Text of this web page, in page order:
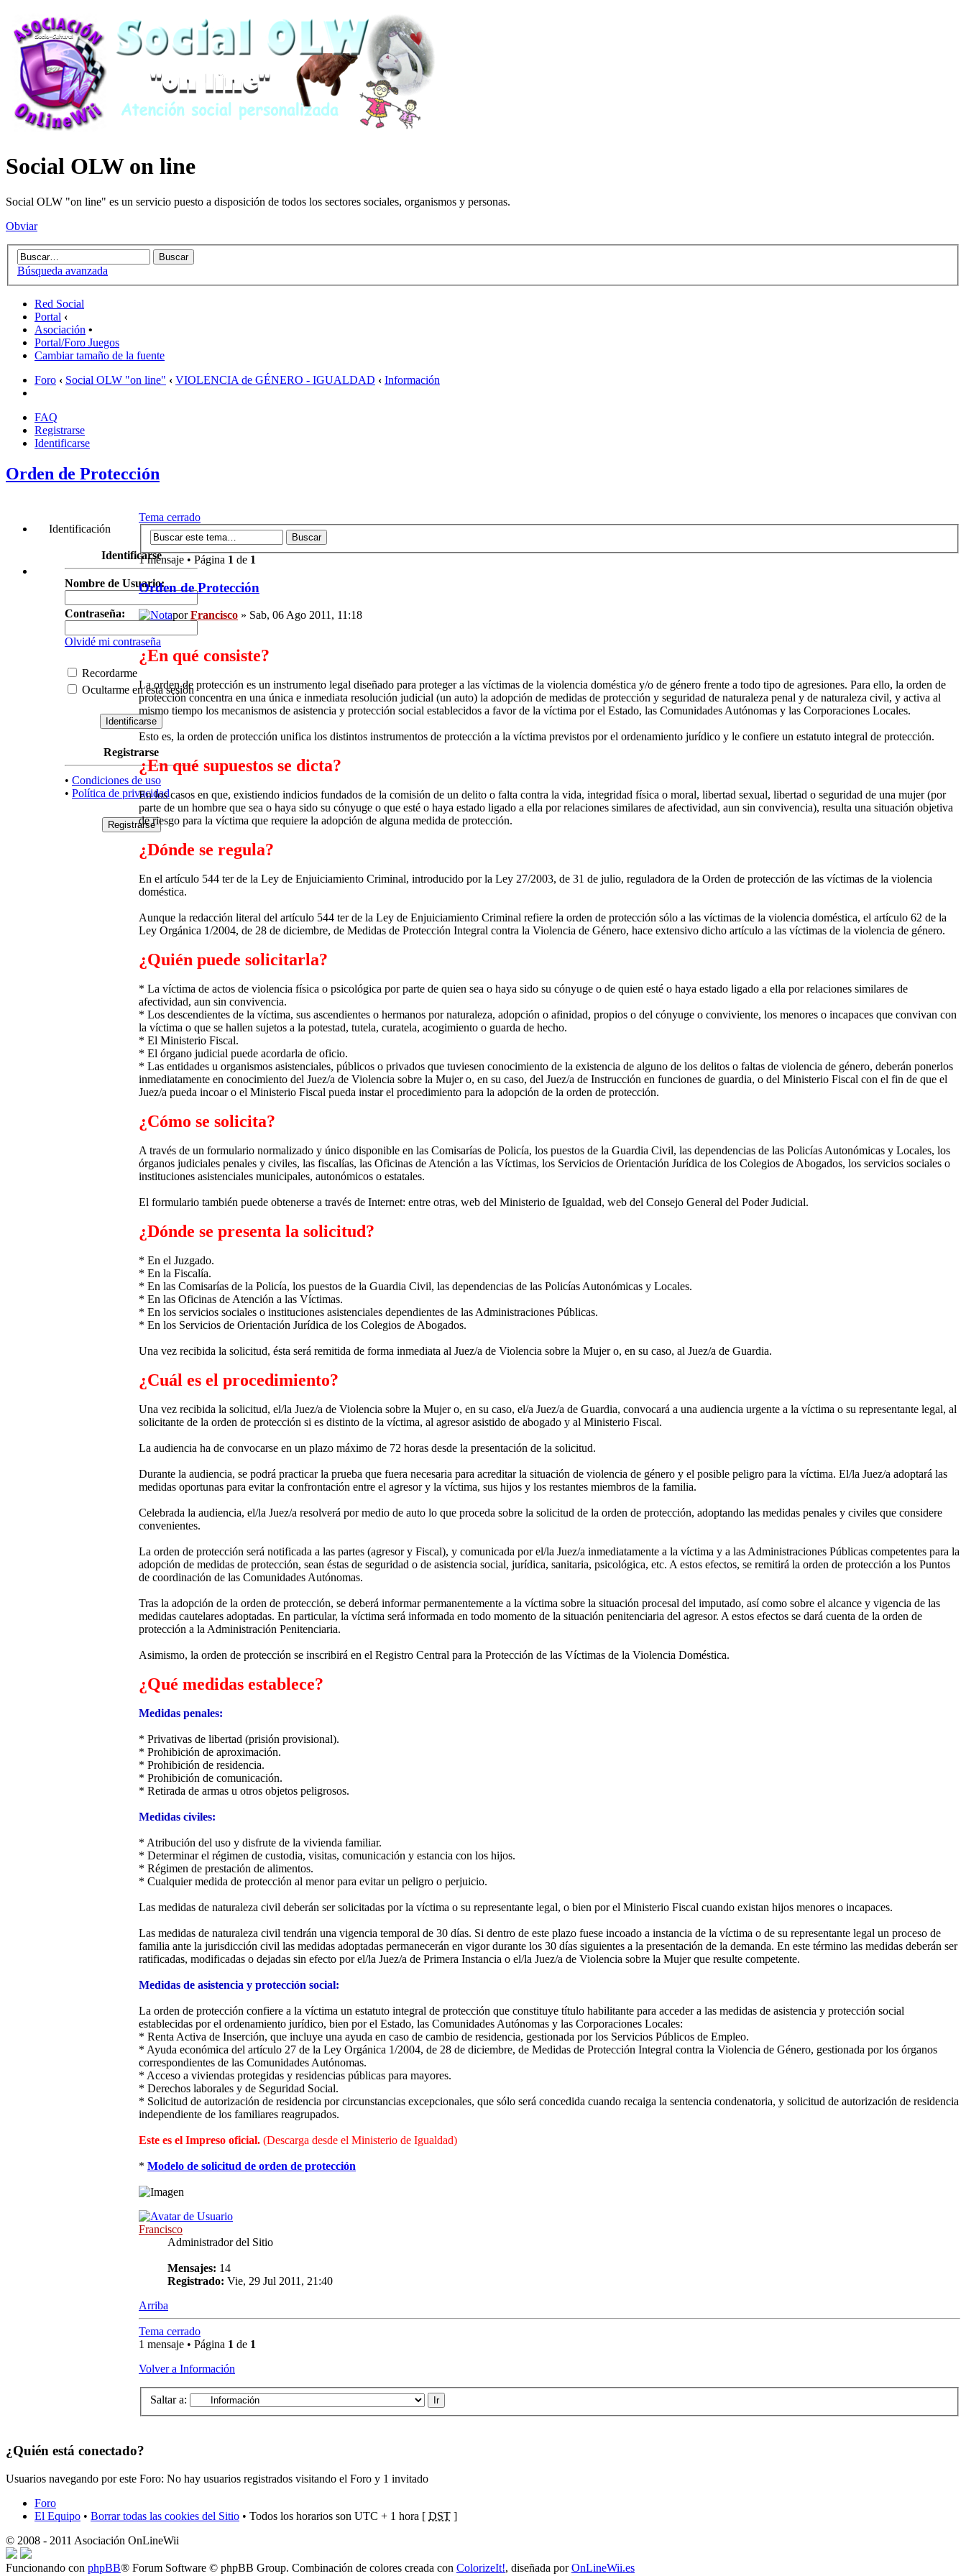
Social OLW on line
Social OLW "on line" es un servicio puesto a disposición de todos los sectores sociales, organismos y personas.
Obviar
Búsqueda avanzada
Red Social
Portal ‹
Asociación •
Portal/Foro Juegos
Cambiar tamaño de la fuente
Foro ‹ Social OLW "on line" ‹ VIOLENCIA de GÉNERO - IGUALDAD ‹ Información
FAQ
Registrarse
Identificarse
Orden de Protección
Identificación
Identificarse
Nombre de Usuario:
Contraseña:
Olvidé mi contraseña
Recordarme
Ocultarme en esta sesión
Registrarse
• Condiciones de uso
• Política de privacidad
Tema cerrado
1 mensaje • Página 1 de 1
Orden de Protección
porFrancisco » Sab, 06 Ago 2011, 11:18
¿En qué consiste?
La orden de protección es un instrumento legal diseñado para proteger a las víctimas de la violencia doméstica y/o de género frente a todo tipo de agresiones. Para ello, la orden de
protección concentra en una única e inmediata resolución judicial (un auto) la adopción de medidas de protección y seguridad de naturaleza penal y de naturaleza civil, y activa al
mismo tiempo los mecanismos de asistencia y protección social establecidos a favor de la víctima por el Estado, las Comunidades Autónomas y las Corporaciones Locales.
Esto es, la orden de protección unifica los distintos instrumentos de protección a la víctima previstos por el ordenamiento jurídico y le confiere un estatuto integral de protección.
¿En qué supuestos se dicta?
En los casos en que, existiendo indicios fundados de la comisión de un delito o falta contra la vida, integridad física o moral, libertad sexual, libertad o seguridad de una mujer (por
parte de un hombre que sea o haya sido su cónyuge o que esté o haya estado ligado a ella por relaciones similares de afectividad, aun sin convivencia), resulta una situación objetiva
de riesgo para la víctima que requiere la adopción de alguna medida de protección.
¿Dónde se regula?
En el artículo 544 ter de la Ley de Enjuiciamiento Criminal, introducido por la Ley 27/2003, de 31 de julio, reguladora de la Orden de protección de las víctimas de la violencia
doméstica.
Aunque la redacción literal del artículo 544 ter de la Ley de Enjuiciamiento Criminal refiere la orden de protección sólo a las víctimas de la violencia doméstica, el artículo 62 de la
Ley Orgánica 1/2004, de 28 de diciembre, de Medidas de Protección Integral contra la Violencia de Género, hace extensivo dicho artículo a las víctimas de la violencia de género.
¿Quién puede solicitarla?
* La víctima de actos de violencia física o psicológica por parte de quien sea o haya sido su cónyuge o de quien esté o haya estado ligado a ella por relaciones similares de
afectividad, aun sin convivencia.
* Los descendientes de la víctima, sus ascendientes o hermanos por naturaleza, adopción o afinidad, propios o del cónyuge o conviviente, los menores o incapaces que convivan con
la víctima o que se hallen sujetos a la potestad, tutela, curatela, acogimiento o guarda de hecho.
* El Ministerio Fiscal.
* El órgano judicial puede acordarla de oficio.
* Las entidades u organismos asistenciales, públicos o privados que tuviesen conocimiento de la existencia de alguno de los delitos o faltas de violencia de género, deberán ponerlos
inmediatamente en conocimiento del Juez/a de Violencia sobre la Mujer o, en su caso, del Juez/a de Instrucción en funciones de guardia, o del Ministerio Fiscal con el fin de que el
Juez/a pueda incoar o el Ministerio Fiscal pueda instar el procedimiento para la adopción de la orden de protección.
¿Cómo se solicita?
A través de un formulario normalizado y único disponible en las Comisarías de Policía, los puestos de la Guardia Civil, las dependencias de las Policías Autonómicas y Locales, los
órganos judiciales penales y civiles, las fiscalías, las Oficinas de Atención a las Víctimas, los Servicios de Orientación Jurídica de los Colegios de Abogados, los servicios sociales o
instituciones asistenciales municipales, autonómicos o estatales.
El formulario también puede obtenerse a través de Internet: entre otras, web del Ministerio de Igualdad, web del Consejo General del Poder Judicial.
¿Dónde se presenta la solicitud?
* En el Juzgado.
* En la Fiscalía.
* En las Comisarías de la Policía, los puestos de la Guardia Civil, las dependencias de las Policías Autonómicas y Locales.
* En las Oficinas de Atención a las Víctimas.
* En los servicios sociales o instituciones asistenciales dependientes de las Administraciones Públicas.
* En los Servicios de Orientación Jurídica de los Colegios de Abogados.
Una vez recibida la solicitud, ésta será remitida de forma inmediata al Juez/a de Violencia sobre la Mujer o, en su caso, al Juez/a de Guardia.
¿Cuál es el procedimiento?
Una vez recibida la solicitud, el/la Juez/a de Violencia sobre la Mujer o, en su caso, el/a Juez/a de Guardia, convocará a una audiencia urgente a la víctima o su representante legal, al
solicitante de la orden de protección si es distinto de la víctima, al agresor asistido de abogado y al Ministerio Fiscal.
La audiencia ha de convocarse en un plazo máximo de 72 horas desde la presentación de la solicitud.
Durante la audiencia, se podrá practicar la prueba que fuera necesaria para acreditar la situación de violencia de género y el posible peligro para la víctima. El/la Juez/a adoptará las
medidas oportunas para evitar la confrontación entre el agresor y la víctima, sus hijos y los restantes miembros de la familia.
Celebrada la audiencia, el/la Juez/a resolverá por medio de auto lo que proceda sobre la solicitud de la orden de protección, adoptando las medidas penales y civiles que considere
convenientes.
La orden de protección será notificada a las partes (agresor y Fiscal), y comunicada por el/la Juez/a inmediatamente a la víctima y a las Administraciones Públicas competentes para la
adopción de medidas de protección, sean éstas de seguridad o de asistencia social, jurídica, sanitaria, psicológica, etc. A estos efectos, se remitirá la orden de protección a los Puntos
de coordinación de las Comunidades Autónomas.
Tras la adopción de la orden de protección, se deberá informar permanentemente a la víctima sobre la situación procesal del imputado, así como sobre el alcance y vigencia de las
medidas cautelares adoptadas. En particular, la víctima será informada en todo momento de la situación penitenciaria del agresor. A estos efectos se dará cuenta de la orden de
protección a la Administración Penitenciaria.
Asimismo, la orden de protección se inscribirá en el Registro Central para la Protección de las Víctimas de la Violencia Doméstica.
¿Qué medidas establece?
Medidas penales:
* Privativas de libertad (prisión provisional).
* Prohibición de aproximación.
* Prohibición de residencia.
* Prohibición de comunicación.
* Retirada de armas u otros objetos peligrosos.
Medidas civiles:
* Atribución del uso y disfrute de la vivienda familiar.
* Determinar el régimen de custodia, visitas, comunicación y estancia con los hijos.
* Régimen de prestación de alimentos.
* Cualquier medida de protección al menor para evitar un peligro o perjuicio.
Las medidas de naturaleza civil deberán ser solicitadas por la víctima o su representante legal, o bien por el Ministerio Fiscal cuando existan hijos menores o incapaces.
Las medidas de naturaleza civil tendrán una vigencia temporal de 30 días. Si dentro de este plazo fuese incoado a instancia de la víctima o de su representante legal un proceso de
familia ante la jurisdicción civil las medidas adoptadas permanecerán en vigor durante los 30 días siguientes a la presentación de la demanda. En este término las medidas deberán ser
ratificadas, modificadas o dejadas sin efecto por el/la Juez/a de Primera Instancia o el/la Juez/a de Violencia sobre la Mujer que resulte competente.
Medidas de asistencia y protección social:
La orden de protección confiere a la víctima un estatuto integral de protección que constituye título habilitante para acceder a las medidas de asistencia y protección social
establecidas por el ordenamiento jurídico, bien por el Estado, las Comunidades Autónomas y las Corporaciones Locales:
* Renta Activa de Inserción, que incluye una ayuda en caso de cambio de residencia, gestionada por los Servicios Públicos de Empleo.
* Ayuda económica del artículo 27 de la Ley Orgánica 1/2004, de 28 de diciembre, de Medidas de Protección Integral contra la Violencia de Género, gestionada por los órganos
correspondientes de las Comunidades Autónomas.
* Acceso a viviendas protegidas y residencias públicas para mayores.
* Derechos laborales y de Seguridad Social.
* Solicitud de autorización de residencia por circunstancias excepcionales, que sólo será concedida cuando recaiga la sentencia condenatoria, y solicitud de autorización de residencia
independiente de los familiares reagrupados.
Este es el Impreso oficial. (Descarga desde el Ministerio de Igualdad)
* Modelo de solicitud de orden de protección
Francisco
Administrador del Sitio
Mensajes: 14
Registrado: Vie, 29 Jul 2011, 21:40
Arriba
Tema cerrado
1 mensaje • Página 1 de 1
Volver a Información
Saltar a:
¿Quién está conectado?
Usuarios navegando por este Foro: No hay usuarios registrados visitando el Foro y 1 invitado
Foro
El Equipo • Borrar todas las cookies del Sitio • Todos los horarios son UTC + 1 hora [ DST ]
© 2008 - 2011 Asociación OnLineWii
Funcionando con phpBB® Forum Software © phpBB Group. Combinación de colores creada con ColorizeIt!, diseñada porOnLineWii.es